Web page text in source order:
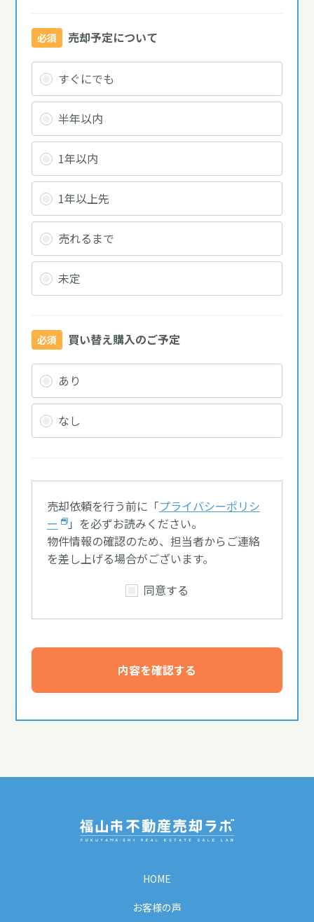
必須 売却予定について
すぐにでも
半年以内
1年以内
1年以上先
売れるまで
未定
必須 買い替え購入のご予定
あり
なし
売却依頼を行う前に「プライバシーポリシ
ー
」を必ずお読みください。
物件情報の確認のため、担当者からご連絡
を差し上げる場合がございます。
同意する
内容を確認する
HOME
お客様の声